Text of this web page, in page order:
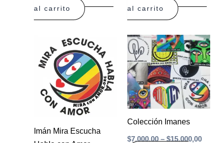
al carrito
al carrito
Imán Mira Escucha
Colección Imanes
$7.000,00 – $15.000,00
Price
This
product
has
multiple
variants.
The
options